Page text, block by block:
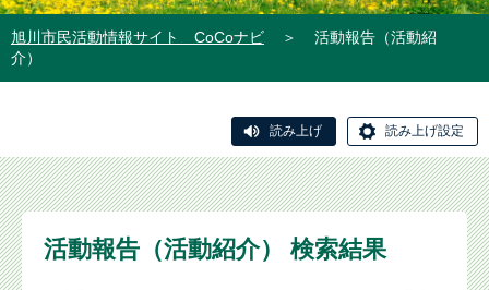
旭川市民活動情報サイト CoCoナビ ＞
活動報告（活動紹
介）
読み上げ 読み上げ設定
活動報告（活動紹介） 検索結果